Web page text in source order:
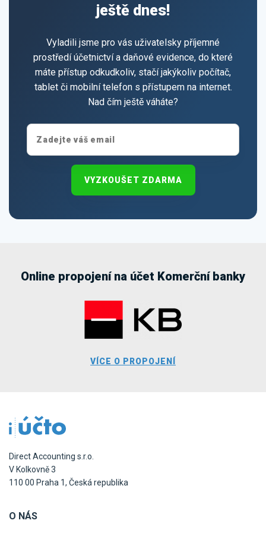
ještě dnes!
Vyladili jsme pro vás uživatelsky příjemné
prostředí účetnictví a daňové evidence, do které
máte přístup odkudkoliv, stačí jakýkoliv počítač,
tablet či mobilní telefon s přístupem na internet.
Nad čím ještě váháte?
VYZKOUŠET ZDARMA
Online propojení na účet Komerční banky
VÍCE O PROPOJENÍ
Direct Accounting s.r.o.
V Kolkovně 3
110 00 Praha 1, Česká republika
O NÁS